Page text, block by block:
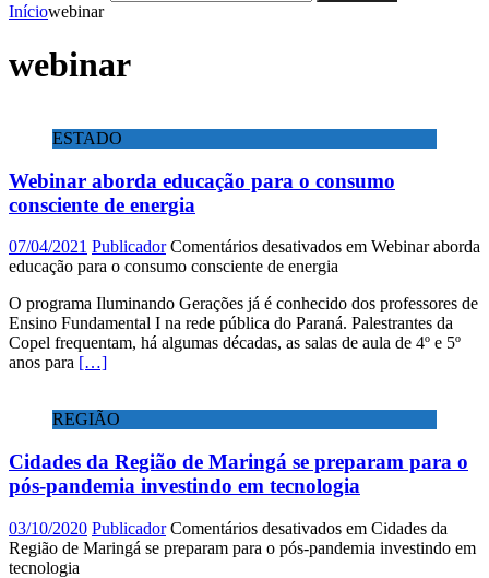
Iníciowebinar
webinar
ESTADO
Webinar aborda educação para o consumo
consciente de energia
07/04/2021 Publicador Comentários desativados em Webinar aborda
educação para o consumo consciente de energia
O programa Iluminando Gerações já é conhecido dos professores de
Ensino Fundamental I na rede pública do Paraná. Palestrantes da
Copel frequentam, há algumas décadas, as salas de aula de 4º e 5º
anos para […]
REGIÃO
Cidades da Região de Maringá se preparam para o
pós-pandemia investindo em tecnologia
03/10/2020 Publicador Comentários desativados em Cidades da
Região de Maringá se preparam para o pós-pandemia investindo em
tecnologia